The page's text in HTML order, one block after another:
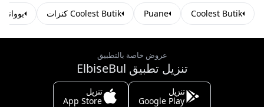
Coolest Butik
Puane Coolest Butik كنزات
عروض خاصة بالتطبيق
تنزيل تطبيق ElbiseBul
تنزيل
Google Play
تنزيل
App Store